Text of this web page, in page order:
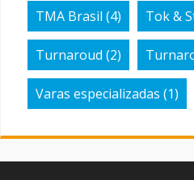
TMA Brasil (4) Tok &
Turnaroud (2)
Varas especializadas (1)